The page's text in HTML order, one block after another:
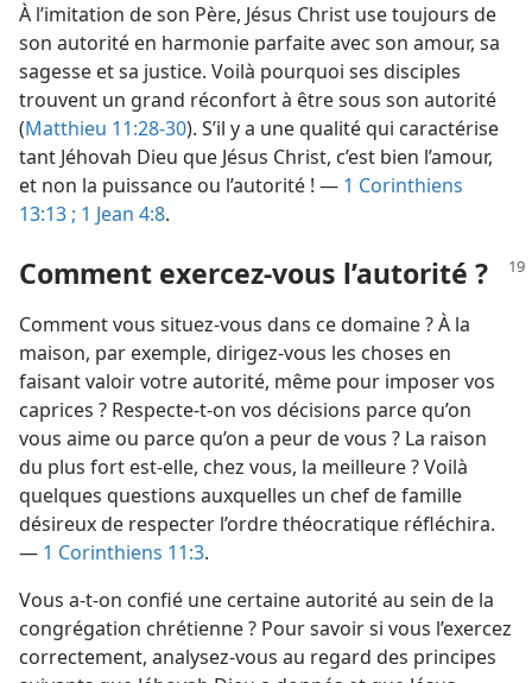
À l’imitation de son Père, Jésus Christ use toujours de
son autorité en harmonie parfaite avec son amour, sa
sagesse et sa justice. Voilà pourquoi ses disciples
trouvent un grand réconfort à être sous son autorité
(Matthieu 11:28-30). S’il y a une qualité qui caractérise
tant Jéhovah Dieu que Jésus Christ, c’est bien l’amour,
et non la puissance ou l’autorité ! — 1 Corinthiens
13:13 ; 1 Jean 4:8.
Comment exercez-​vous l’autorité ?
Comment vous situez-​vous dans ce domaine ? À la
maison, par exemple, dirigez-​vous les choses en
faisant valoir votre autorité, même pour imposer vos
caprices ? Respecte-​t-​on vos décisions parce qu’on
vous aime ou parce qu’on a peur de vous ? La raison
du plus fort est-​elle, chez vous, la meilleure ? Voilà
quelques questions auxquelles un chef de famille
désireux de respecter l’ordre théocratique réfléchira.
— 1 Corinthiens 11:3.
Vous a-​t-​on confié une certaine autorité au sein de la
congrégation chrétienne ? Pour savoir si vous l’exercez
correctement, analysez-​vous au regard des principes